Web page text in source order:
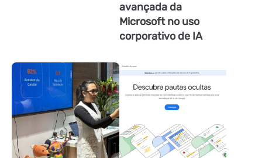
avançada da
Microsoft no uso
corporativo de IA